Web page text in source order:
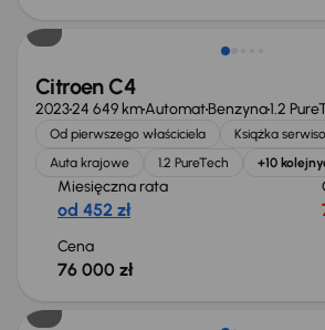
Citroen C4
202324 649 kmAutomatBenzyna1.2
Od pierwszego właściciela
Książka
Auta krajowe
1.2 PureTech +10
Miesięczna rata
od 452 zł
Cena
76 000 zł